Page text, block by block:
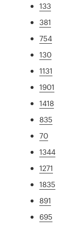
133
381
754
130
1131
1901
1418
835
70
1344
1271
1835
891
695